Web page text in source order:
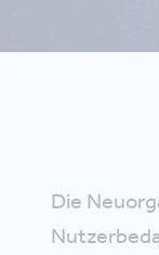
Die